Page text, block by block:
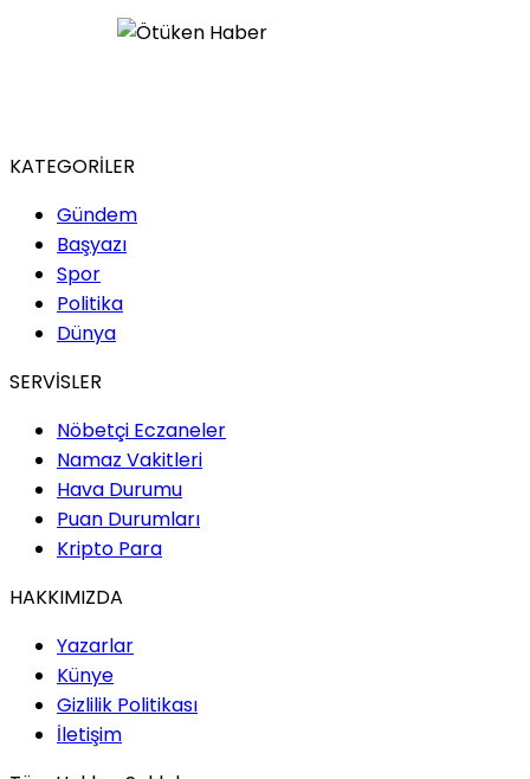
KATEGORİLER
Gündem
Başyazı
Spor
Politika
Dünya
SERVİSLER
Nöbetçi Eczaneler
Namaz Vakitleri
Hava Durumu
Puan Durumları
Kripto Para
HAKKIMIZDA
Yazarlar
Künye
Gizlilik Politikası
İletişim